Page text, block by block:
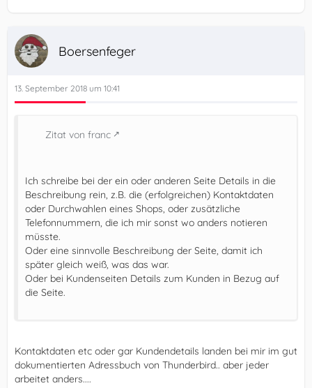
Boersenfeger
13. September 2018 um 10:41
Zitat von franc
Ich schreibe bei der ein oder anderen Seite Details in die
Beschreibung rein, z.B. die (erfolgreichen) Kontaktdaten
oder Durchwahlen eines Shops, oder zusätzliche
Telefonnummern, die ich mir sonst wo anders notieren
müsste.
Oder eine sinnvolle Beschreibung der Seite, damit ich
später gleich weiß, was das war.
Oder bei Kundenseiten Details zum Kunden in Bezug auf
die Seite.
Kontaktdaten etc oder gar Kundendetails landen bei mir im gut
dokumentierten Adressbuch von Thunderbird.. aber jeder
arbeitet anders....